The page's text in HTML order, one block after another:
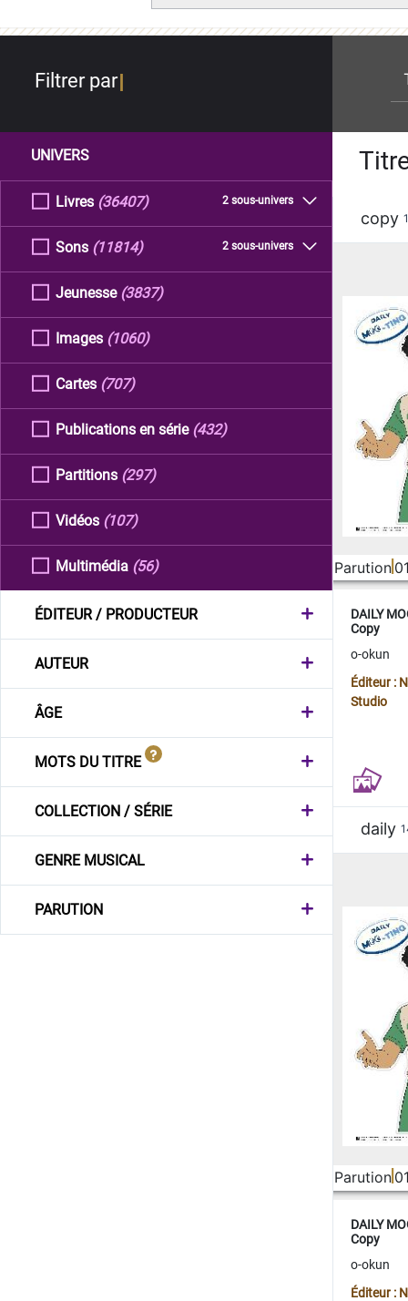
Filtrer par
UNIVERS
Livres 2 sous-univers
(36407)
Sons 2 sous-univers
(11814)
Jeunesse (3837)
Images (1060)
Cartes (707)
Publications en série (432)
Partitions (297)
Vidéos (107)
Multimédia (56)
ÉDITEUR / PRODUCTEUR
AUTEUR
ÂGE
MOTS DU TITRE
COLLECTION / SÉRIE
GENRE MUSICAL
PARUTION
copy
Parution
DAILY
Copy
o-okun
Éditeur :
Studio
daily
Parution
DAILY
Copy
o-okun
Éditeur :